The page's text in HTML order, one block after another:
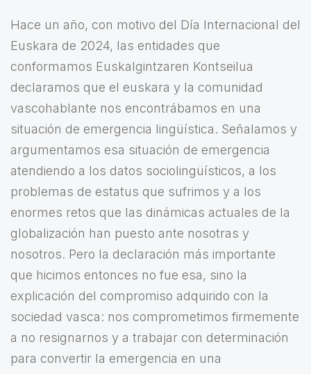
Hace un año, con motivo del Día Internacional del
Euskara de 2024, las entidades que
conformamos Euskalgintzaren Kontseilua
declaramos que el euskara y la comunidad
vascohablante nos encontrábamos en una
situación de emergencia lingüística. Señalamos y
argumentamos esa situación de emergencia
atendiendo a los datos sociolingüísticos, a los
problemas de estatus que sufrimos y a los
enormes retos que las dinámicas actuales de la
globalización han puesto ante nosotras y
nosotros. Pero la declaración más importante
que hicimos entonces no fue esa, sino la
explicación del compromiso adquirido con la
sociedad vasca: nos comprometimos firmemente
a no resignarnos y a trabajar con determinación
para convertir la emergencia en una